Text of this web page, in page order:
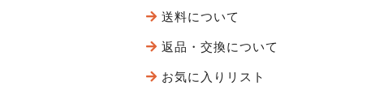
送料について
返品・交換について
お気に入りリスト